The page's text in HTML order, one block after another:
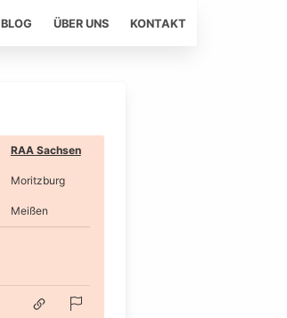
BLOG ÜBER UNS KONTAKT
RAA Sachsen
Moritzburg
Meißen